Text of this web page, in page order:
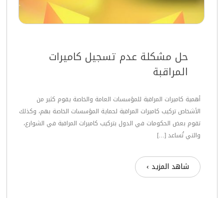
حل مشكلة عدم تسجيل كاميرات
المراقبة
أهمية كاميرات المراقبة للمؤسسات العامة والخاصة يقوم كثير من
الأشخاص تركيب كاميرات المراقبة لحماية المؤسسات الخاصة بهم، وكذلك
تقوم بعض الحكومات في الدول بتركيب كاميرات المراقبة في الشوارع،
والتي تُساعد […]
شاهد المزيد ›